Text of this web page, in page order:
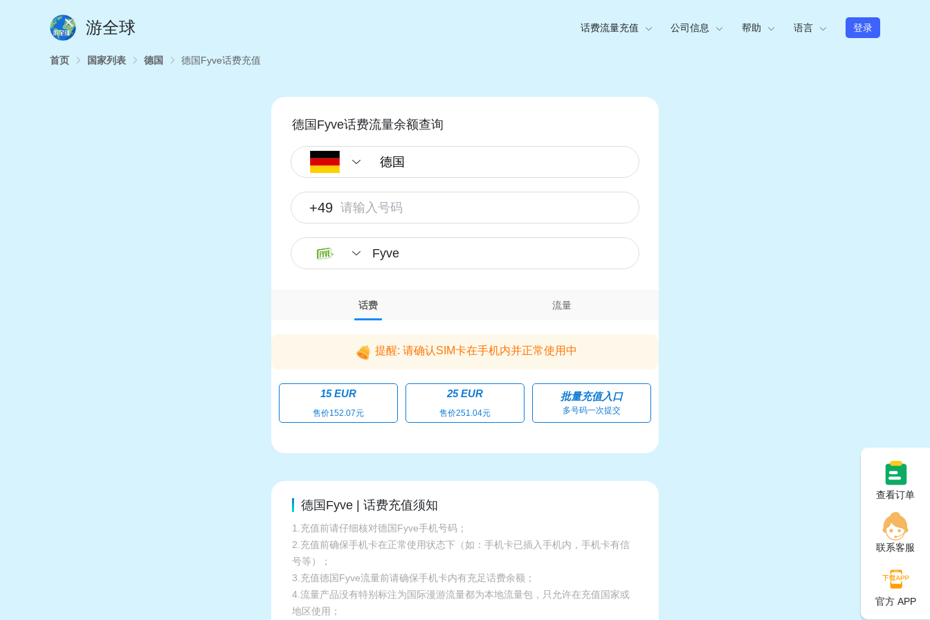
游全球 话费流量充值 公司信息 帮助 语言 登录
首页 国家列表 德国 德国Fyve话费充值
德国Fyve话费流量余额查询
+49
Fyve
话费 流量
提醒: 请确认SIM卡在手机内并正常使用中
15 EUR
售价152.07元
25 EUR
售价251.04元
批量充值入口
多号码一次提交
德国Fyve | 话费充值须知
1.充值前请仔细核对德国Fyve手机号码；
2.充值前确保手机卡在正常使用状态下（如：手机卡已插入手机内，手机卡有信
号等）；
3.充值德国Fyve流量前请确保手机卡内有充足话费余额；
4.流量产品没有特别标注为国际漫游流量都为本地流量包，只允许在充值国家或
地区使用；
查看订单
联系客服
官方 APP